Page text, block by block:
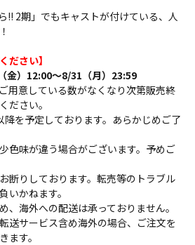
!! 2期」でもキャストが付けている、人
ださい】
金）12:00～8/31（月）23:59
用意している数がなくなり次第販売終
ださい。
降を予定しております。あらかじめご了
色味が違う場合がございます。予めご
断りしております。転売等のトラブル
いかねます。
、海外への配送は承っておりません。
送サービス含め海外の場合、ご注文を
ます。